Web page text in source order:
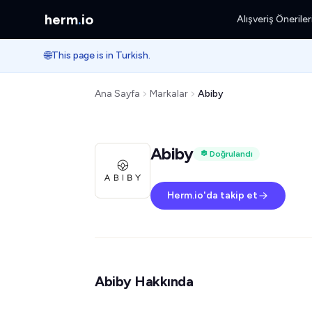
herm.io Alışveriş Önerileri
🌐This page is in Turkish.
Ana Sayfa Markalar Abiby
Abiby Doğrulandı
Herm.io'da takip et
Abiby Hakkında